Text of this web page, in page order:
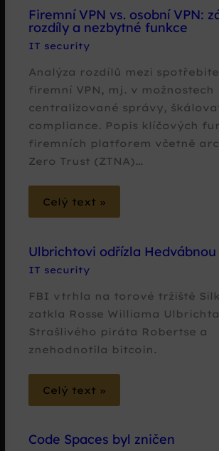
Firemní VPN vs. osobní VPN:
rozdíly a nezbytné funkce
IT security
Analýza rozdílů mezi
firemní VPN, mj. v možnostech
centralizované správy,
compliance. Popis klíčových
firemních platforem včetně
Zero Trust (ZTNA)…
Celý text »
Ulbrichtovi odřízla
IT security
FBI vtrhla na torové tržiště
zatkla Rosse Williama
Strašlivého piráta Robertse a
znehodnotila bitcoin.
Celý text »
Code Spaces byl zničen